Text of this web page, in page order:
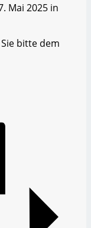
Mai 2025 in
bitte dem